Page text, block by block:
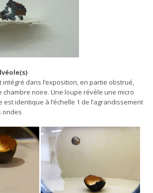
intégré dans l’exposition, en partie obstrué,
chambre noire. Une loupe révèle une micro
est identique à l’échelle 1 de l’agrandissement
ondes